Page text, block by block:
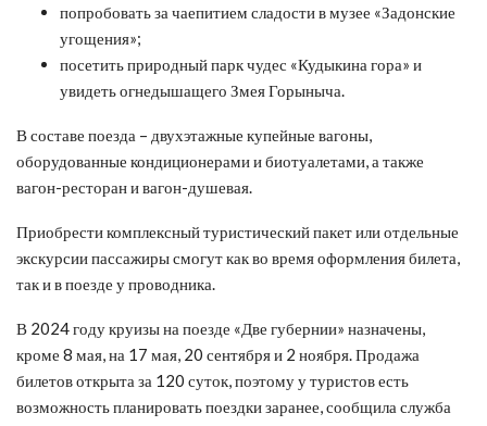
попробовать за чаепитием сладости в музее «Задонские
угощения»;
посетить природный парк чудес «Кудыкина гора» и
увидеть огнедышащего Змея Горыныча.
В составе поезда – двухэтажные купейные вагоны,
оборудованные кондиционерами и биотуалетами, а также
вагон-ресторан и вагон-душевая.
Приобрести комплексный туристический пакет или отдельные
экскурсии пассажиры смогут как во время оформления билета,
так и в поезде у проводника.
В 2024 году круизы на поезде «Две губернии» назначены,
кроме 8 мая, на 17 мая, 20 сентября и 2 ноября. Продажа
билетов открыта за 120 суток, поэтому у туристов есть
возможность планировать поездки заранее, сообщила служба